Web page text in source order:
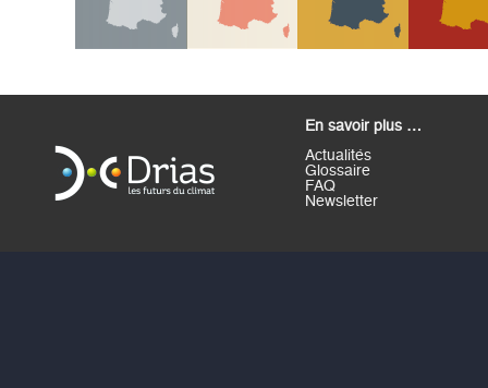
En savoir plus …
Actualités
Glossaire
FAQ
Newsletter